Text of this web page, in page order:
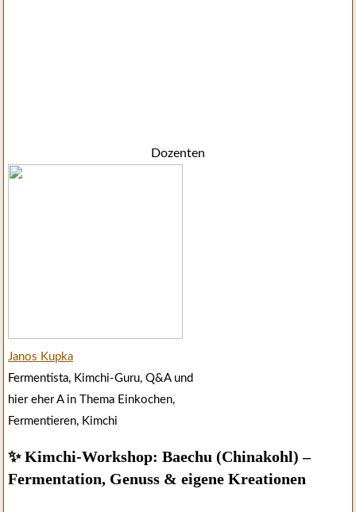
Dozenten
Janos Kupka
Fermentista, Kimchi-Guru, Q&A und
hier eher A in Thema Einkochen,
Fermentieren, Kimchi
✨ Kimchi-Workshop: Baechu (Chinakohl) –
Fermentation, Genuss & eigene Kreationen